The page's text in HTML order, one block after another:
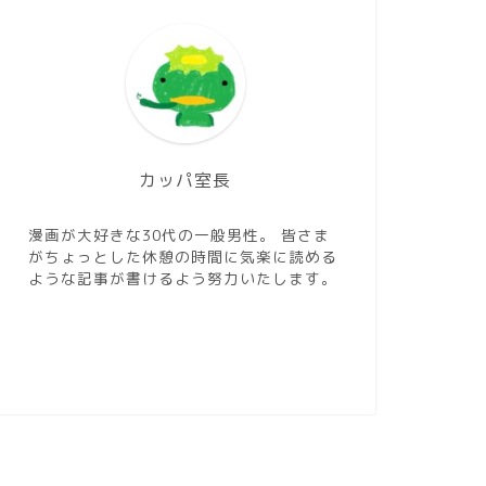
カッパ室長
漫画が大好きな30代の一般男性。 皆さま
がちょっとした休憩の時間に気楽に読める
ような記事が書けるよう努力いたします。